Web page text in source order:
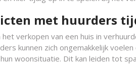
met huurders
het verkopen van een huis in
kunnen zich ongemakkelijk
woonsituatie. Dit kan leiden tot